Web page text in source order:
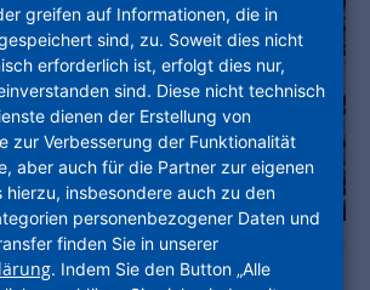
Georgiana-Diana Podaru und Maria-Elena
Westphal freuen sich über die Spende.
greifen auf Informationen, die in
sind, zu. Soweit dies nicht
erforderlich ist, erfolgt dies nur,
sind. Diese nicht technisch
dienen der Erstellung von
zur Verbesserung der Funktionalität
aber auch für die Partner zur eigenen
hierzu, insbesondere auch zu den
personenbezogener Daten und
finden Sie in unserer
. Indem Sie den Button „Alle